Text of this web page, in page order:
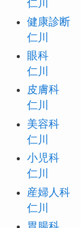
仁川
健康診断
仁川
眼科
仁川
皮膚科
仁川
美容科
仁川
小児科
仁川
産婦人科
仁川